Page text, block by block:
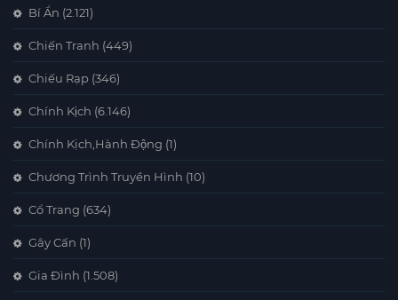
Bí Ẩn (2.121)
Chiến Tranh (449)
Chiếu Rạp (346)
Chính Kịch (6.146)
Chính Kịch,Hành Động (1)
Chương Trình Truyền Hình (10)
Cổ Trang (634)
Gây Cấn (1)
Gia Đình (1.508)